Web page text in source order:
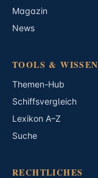
Magazin
News
TOOLS & WISSEN
Themen-Hub
Schiffsvergleich
Lexikon A–Z
Suche
RECHTLICHES